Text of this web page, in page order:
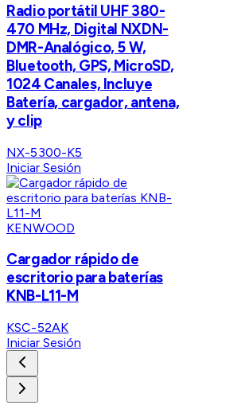
Radio portátil UHF 380-
470 MHz, Digital NXDN-
DMR-Analógico, 5 W,
Bluetooth, GPS, MicroSD,
1024 Canales, Incluye
Batería, cargador, antena,
y clip
NX-5300-K5
Iniciar Sesión
KENWOOD
Cargador rápido de
escritorio para baterías
KNB-L11-M
KSC-52AK
Iniciar Sesión